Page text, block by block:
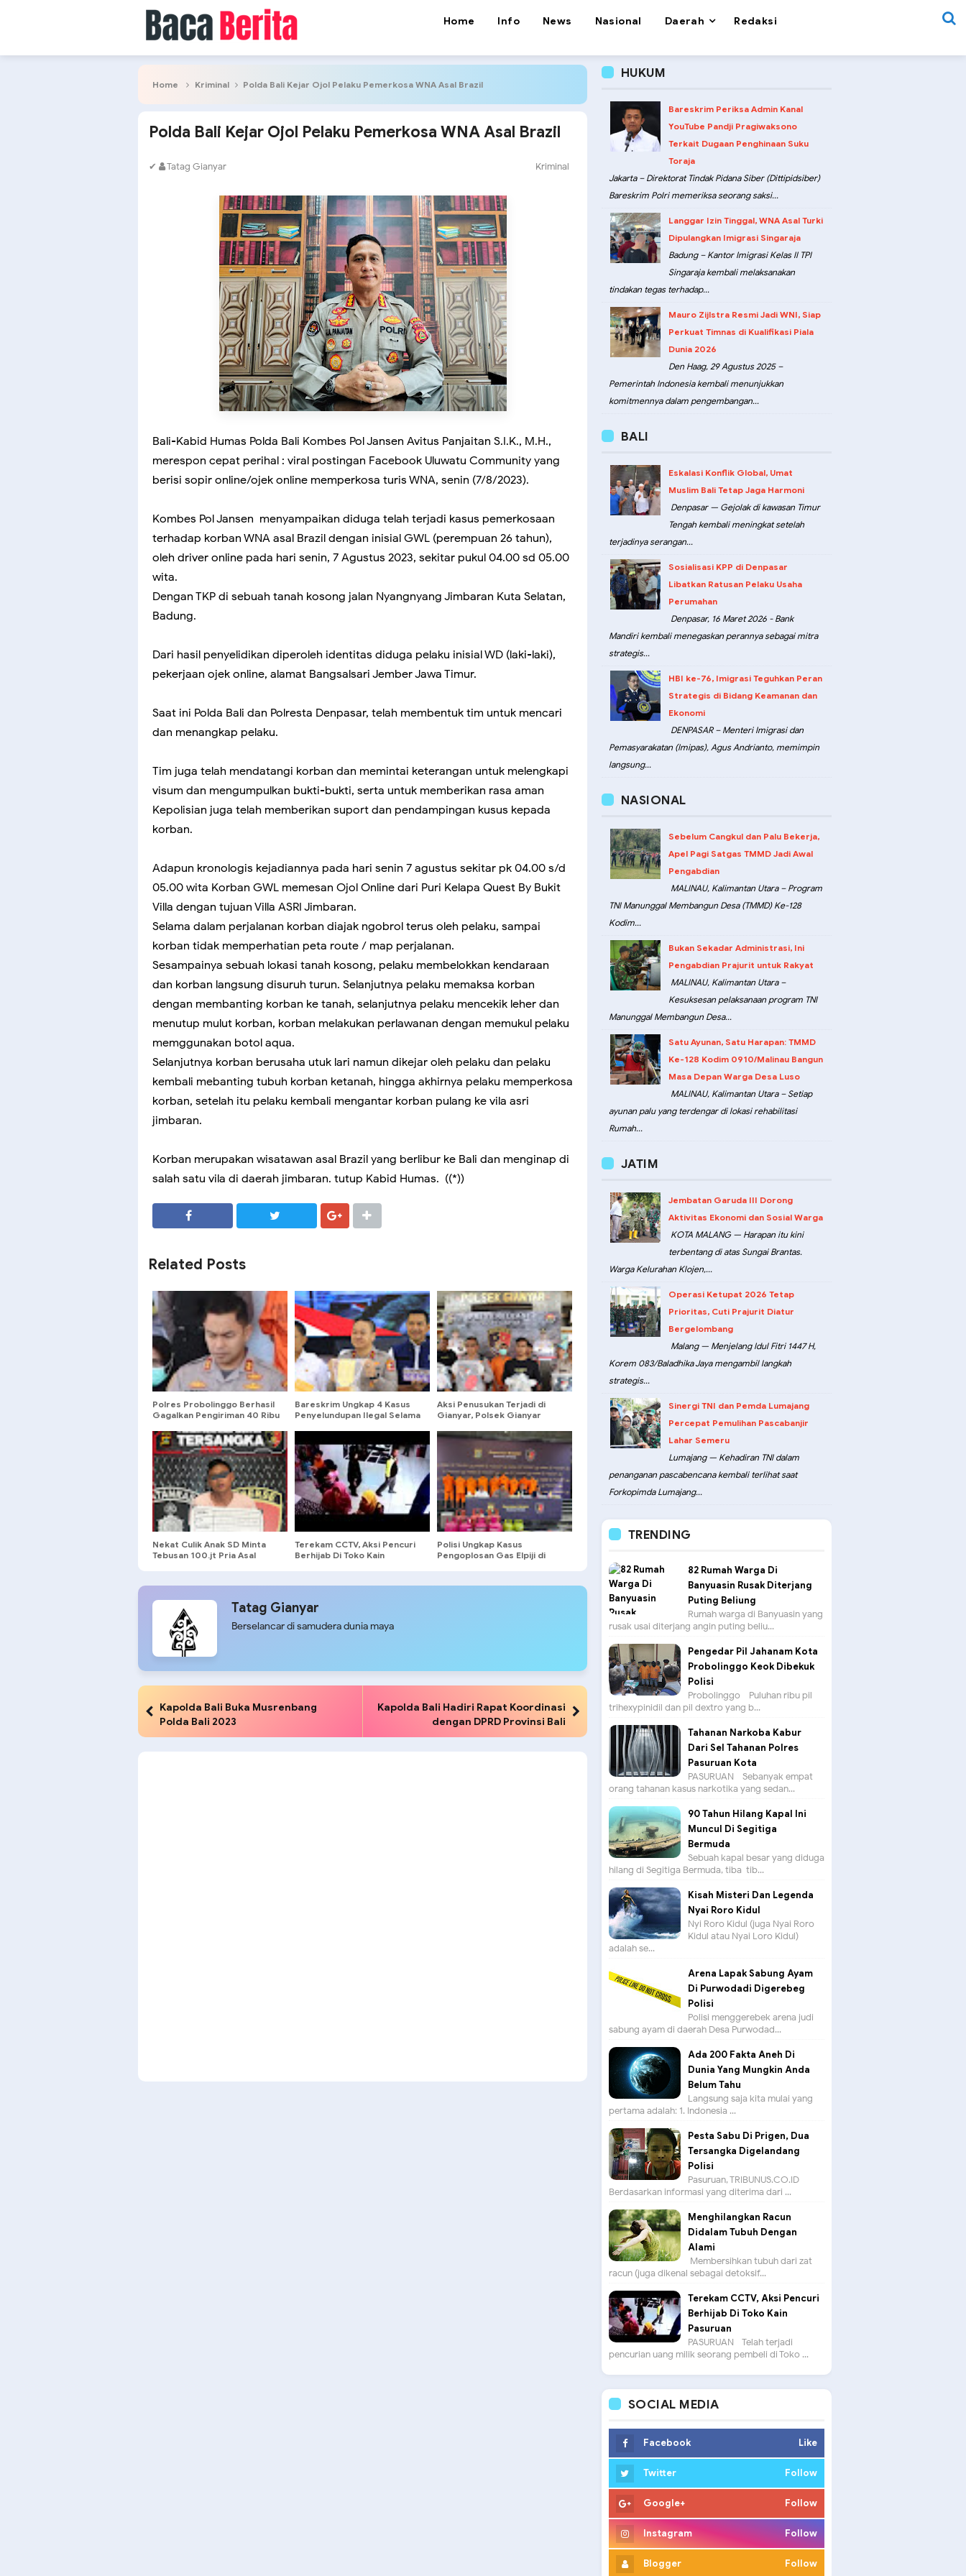
Home Info News Nasional Daerah Redaksi
Home Kriminal Polda Bali Kejar Ojol Pelaku Pemerkosa WNA Asal Brazil
Polda Bali Kejar Ojol Pelaku Pemerkosa WNA Asal Brazil
✔ Tatag Gianyar Kriminal
Bali-Kabid Humas Polda Bali Kombes Pol Jansen Avitus Panjaitan S.I.K., M.H.,
merespon cepat perihal : viral postingan Facebook Uluwatu Community yang
berisi sopir online/ojek online memperkosa turis WNA, senin (7/8/2023).
Kombes Pol Jansen menyampaikan diduga telah terjadi kasus pemerkosaan
terhadap korban WNA asal Brazil dengan inisial GWL (perempuan 26 tahun),
oleh driver online pada hari senin, 7 Agustus 2023, sekitar pukul 04.00 sd 05.00
wita.
Dengan TKP di sebuah tanah kosong jalan Nyangnyang Jimbaran Kuta Selatan,
Badung.
Dari hasil penyelidikan diperoleh identitas diduga pelaku inisial WD (laki-laki),
pekerjaan ojek online, alamat Bangsalsari Jember Jawa Timur.
Saat ini Polda Bali dan Polresta Denpasar, telah membentuk tim untuk mencari
dan menangkap pelaku.
Tim juga telah mendatangi korban dan memintai keterangan untuk melengkapi
visum dan mengumpulkan bukti-bukti, serta untuk memberikan rasa aman
Kepolisian juga telah memberikan suport dan pendampingan kusus kepada
korban.
Adapun kronologis kejadiannya pada hari senin 7 agustus sekitar pk 04.00 s/d
05.00 wita Korban GWL memesan Ojol Online dari Puri Kelapa Quest By Bukit
Villa dengan tujuan Villa ASRI Jimbaran.
Selama dalam perjalanan korban diajak ngobrol terus oleh pelaku, sampai
korban tidak memperhatian peta route / map perjalanan.
Sesampainya sebuah lokasi tanah kosong, pelaku membelokkan kendaraan
dan korban langsung disuruh turun. Selanjutnya pelaku memaksa korban
dengan membanting korban ke tanah, selanjutnya pelaku mencekik leher dan
menutup mulut korban, korban melakukan perlawanan dengan memukul pelaku
memggunakan botol aqua.
Selanjutnya korban berusaha utuk lari namun dikejar oleh pelaku dan pelaku
kembali mebanting tubuh korban ketanah, hingga akhirnya pelaku memperkosa
korban, setelah itu pelaku kembali mengantar korban pulang ke vila asri
jimbaran.
Korban merupakan wisatawan asal Brazil yang berlibur ke Bali dan menginap di
salah satu vila di daerah jimbaran. tutup Kabid Humas. ((*))
Related Posts
Polres Probolinggo Berhasil
Gagalkan Pengiriman 40 Ribu
Bareskrim Ungkap 4 Kasus
Penyelundupan Ilegal Selama
Aksi Penusukan Terjadi di
Gianyar, Polsek Gianyar
Nekat Culik Anak SD Minta
Tebusan 100.jt Pria Asal
Terekam CCTV, Aksi Pencuri
Berhijab Di Toko Kain
Polisi Ungkap Kasus
Pengoplosan Gas Elpiji di
Tatag Gianyar
Berselancar di samudera dunia maya
Kapolda Bali Buka Musrenbang
Polda Bali 2023
Kapolda Bali Hadiri Rapat Koordinasi
dengan DPRD Provinsi Bali
HUKUM
Bareskrim Periksa Admin Kanal
YouTube Pandji Pragiwaksono
Terkait Dugaan Penghinaan Suku
Toraja
Jakarta – Direktorat Tindak Pidana Siber (Dittipidsiber)
Bareskrim Polri memeriksa seorang saksi...
Langgar Izin Tinggal, WNA Asal Turki
Dipulangkan Imigrasi Singaraja
Badung – Kantor Imigrasi Kelas II TPI
Singaraja kembali melaksanakan
tindakan tegas terhadap...
Mauro Zijlstra Resmi Jadi WNI, Siap
Perkuat Timnas di Kualifikasi Piala
Dunia 2026
Den Haag, 29 Agustus 2025 –
Pemerintah Indonesia kembali menunjukkan
komitmennya dalam pengembangan...
BALI
Eskalasi Konflik Global, Umat
Muslim Bali Tetap Jaga Harmoni
Denpasar — Gejolak di kawasan Timur
Tengah kembali meningkat setelah
terjadinya serangan...
Sosialisasi KPP di Denpasar
Libatkan Ratusan Pelaku Usaha
Perumahan
Denpasar, 16 Maret 2026 - Bank
Mandiri kembali menegaskan perannya sebagai mitra
strategis...
HBI ke-76, Imigrasi Teguhkan Peran
Strategis di Bidang Keamanan dan
Ekonomi
DENPASAR – Menteri Imigrasi dan
Pemasyarakatan (Imipas), Agus Andrianto, memimpin
langsung...
NASIONAL
Sebelum Cangkul dan Palu Bekerja,
Apel Pagi Satgas TMMD Jadi Awal
Pengabdian
MALINAU, Kalimantan Utara – Program
TNI Manunggal Membangun Desa (TMMD) Ke-128
Kodim...
Bukan Sekadar Administrasi, Ini
Pengabdian Prajurit untuk Rakyat
MALINAU, Kalimantan Utara –
Kesuksesan pelaksanaan program TNI
Manunggal Membangun Desa...
Satu Ayunan, Satu Harapan: TMMD
Ke-128 Kodim 0910/Malinau Bangun
Masa Depan Warga Desa Luso
MALINAU, Kalimantan Utara – Setiap
ayunan palu yang terdengar di lokasi rehabilitasi
Rumah...
JATIM
Jembatan Garuda III Dorong
Aktivitas Ekonomi dan Sosial Warga
KOTA MALANG — Harapan itu kini
terbentang di atas Sungai Brantas.
Warga Kelurahan Klojen,...
Operasi Ketupat 2026 Tetap
Prioritas, Cuti Prajurit Diatur
Bergelombang
Malang — Menjelang Idul Fitri 1447 H,
Korem 083/Baladhika Jaya mengambil langkah
strategis...
Sinergi TNI dan Pemda Lumajang
Percepat Pemulihan Pascabanjir
Lahar Semeru
Lumajang — Kehadiran TNI dalam
penanganan pascabencana kembali terlihat saat
Forkopimda Lumajang...
TRENDING
82 Rumah Warga Di
Banyuasin Rusak Diterjang
Puting Beliung
Rumah warga di Banyuasin yang
rusak usai diterjang angin puting beliu...
Pengedar Pil Jahanam Kota
Probolinggo Keok Dibekuk
Polisi
Probolinggo - Puluhan ribu pil
trihexypinidil dan pil dextro yang b...
Tahanan Narkoba Kabur
Dari Sel Tahanan Polres
Pasuruan Kota
PASURUAN - Sebanyak empat
orang tahanan kasus narkotika yang sedan...
90 Tahun Hilang Kapal Ini
Muncul Di Segitiga
Bermuda
Sebuah kapal besar yang diduga
hilang di Segitiga Bermuda, tiba-tib...
Kisah Misteri Dan Legenda
Nyai Roro Kidul
Nyi Roro Kidul (juga Nyai Roro
Kidul atau Nyai Loro Kidul)
adalah se...
Arena Lapak Sabung Ayam
Di Purwodadi Digerebeg
Polisi
Polisi menggerebek arena judi
sabung ayam di daerah Desa Purwodad...
Ada 200 Fakta Aneh Di
Dunia Yang Mungkin Anda
Belum Tahu
Langsung saja kita mulai yang
pertama adalah: 1. Indonesia ...
Pesta Sabu Di Prigen, Dua
Tersangka Digelandang
Polisi
Pasuruan, TRIBUNUS.CO.ID -
Berdasarkan informasi yang diterima dari ...
Menghilangkan Racun
Didalam Tubuh Dengan
Alami
Membersihkan tubuh dari zat
racun (juga dikenal sebagai detoksif...
Terekam CCTV, Aksi Pencuri
Berhijab Di Toko Kain
Pasuruan
PASURUAN - Telah terjadi
pencurian uang milik seorang pembeli di Toko ...
SOCIAL MEDIA
Facebook Like
Twitter Follow
Google+ Follow
Instagram Follow
Blogger Follow